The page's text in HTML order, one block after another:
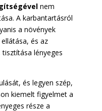
nem
A karbantartásról
a növények
és az
lényeges
és legyen szép,
kiemelt figyelmet a
része a